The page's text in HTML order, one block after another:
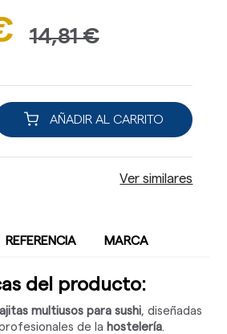
14,81 €
AÑADIR AL CARRITO
Ver similares
REFERENCIA MARCA
del producto:
multiusos para sushi, diseñadas
de la hostelería.